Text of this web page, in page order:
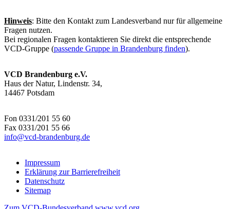
Hinweis: Bitte den Kontakt zum Landesverband nur für allgemeine
Fragen nutzen.
Bei regionalen Fragen kontaktieren Sie direkt die entsprechende
VCD-Gruppe (passende Gruppe in Brandenburg finden).
VCD Brandenburg e.V.
Haus der Natur, Lindenstr. 34,
14467 Potsdam
Fon 0331/201 55 60
Fax 0331/201 55 66
info@vcd-brandenburg.de
Impressum
Erklärung zur Barrierefreiheit
Datenschutz
Sitemap